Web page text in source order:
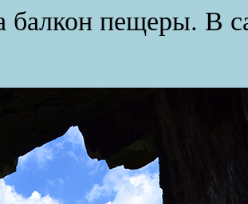
балкон пещеры. В